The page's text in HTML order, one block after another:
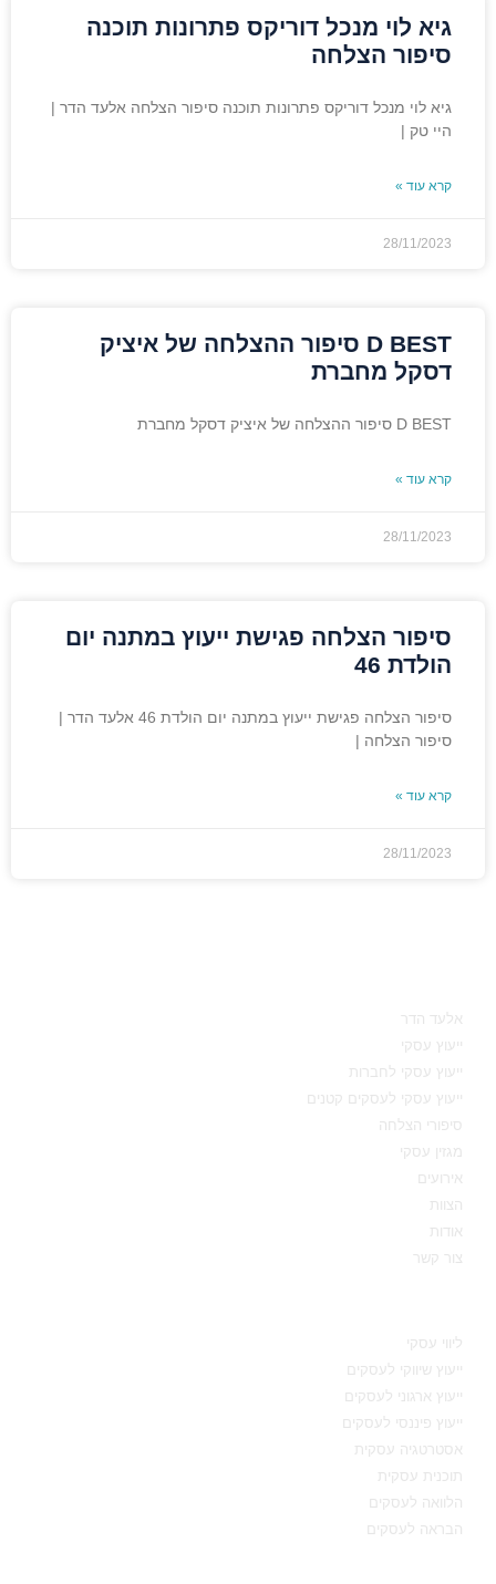
גיא לוי מנכל דוריקס פתרונות תוכנה
סיפור הצלחה
גיא לוי מנכל דוריקס פתרונות תוכנה סיפור הצלחה אלעד הדר |
היי טק |
קרא עוד »
28/11/2023
D BEST סיפור ההצלחה של איציק
דסקל מחברת
D BEST סיפור ההצלחה של איציק דסקל מחברת
קרא עוד »
28/11/2023
סיפור הצלחה פגישת ייעוץ במתנה יום
הולדת 46
סיפור הצלחה פגישת ייעוץ במתנה יום הולדת 46 אלעד הדר |
סיפור הצלחה |
קרא עוד »
28/11/2023
אלעד הדר
ייעוץ עסקי
ייעוץ עסקי לחברות
ייעוץ עסקי לעסקים קטנים
סיפורי הצלחה
מגזין עסקי
אירועים
הצוות
אודות
צור קשר
ליווי עסקי
ייעוץ שיווקי לעסקים
ייעוץ ארגוני לעסקים
ייעוץ פיננסי לעסקים
אסטרטגיה עסקית
תוכנית עסקית
הלוואה לעסקים
הבראה לעסקים